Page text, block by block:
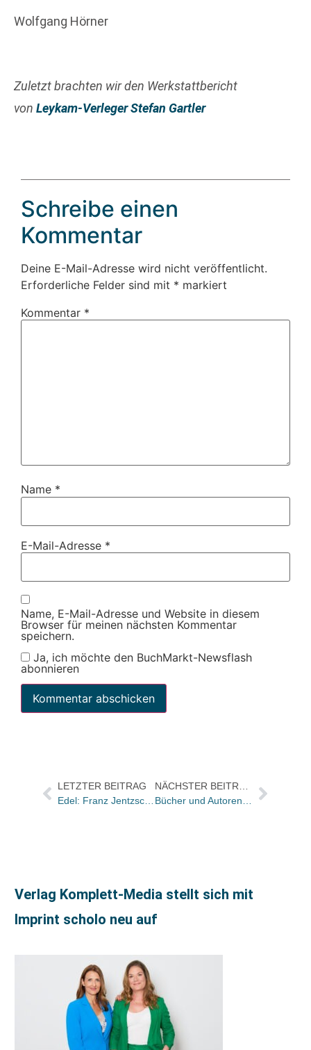
Wolfgang Hörner
Zuletzt brachten wir den Werkstattbericht
von Leykam-Verleger Stefan Gartler
Schreibe einen
Kommentar
Deine E-Mail-Adresse wird nicht veröffentlicht.
Erforderliche Felder sind mit * markiert
Kommentar *
Name *
E-Mail-Adresse *
Name, E-Mail-Adresse und Website in diesem
Browser für meinen nächsten Kommentar
speichern.
Ja, ich möchte den BuchMarkt-Newsflash
abonnieren
LETZTER BEITRAG
Edel: Franz Jentzsch ist neuer Manager Marketing & Communications am Standort München
Verlag Komplett-Media stellt sich mit
Imprint scholo neu auf